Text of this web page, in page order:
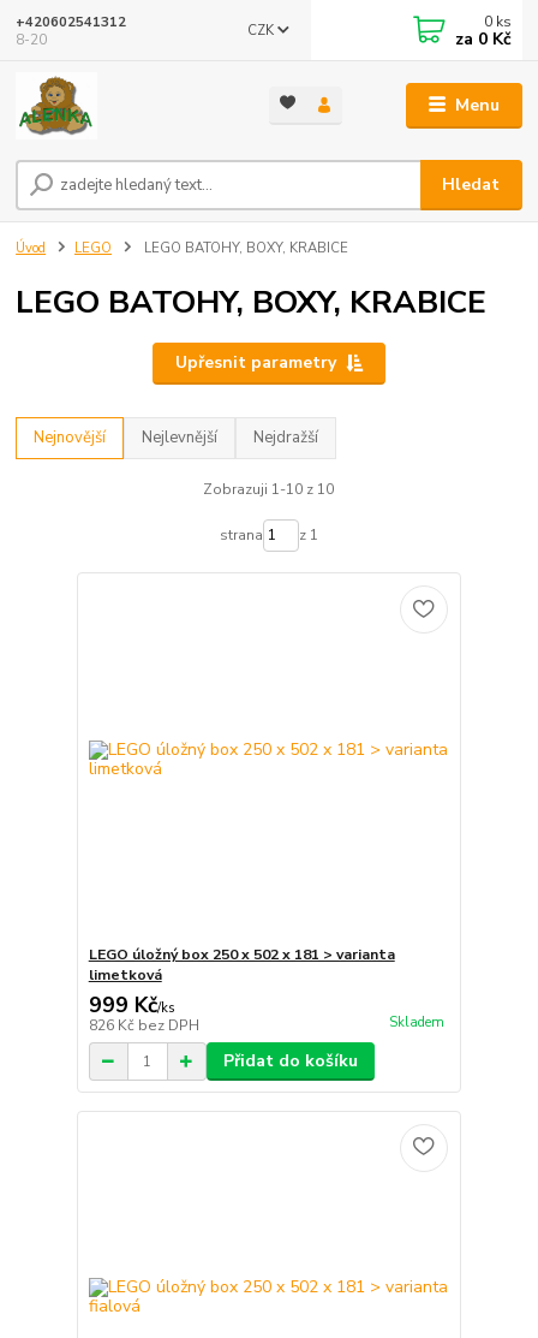
Menu
CZK
Hledat
+420602541312
8-20
0 ks
za 0 Kč
Úvod LEGO LEGO BATOHY, BOXY, KRABICE
LEGO BATOHY, BOXY, KRABICE
Upřesnit parametry
Nejnovější Nejlevnější Nejdražší
Zobrazuji 1-10 z 10
strana z 1
LEGO úložný box 250 x 502 x 181 > varianta
limetková
999 Kč/ks
826 Kč bez DPH Skladem
Přidat do košíku